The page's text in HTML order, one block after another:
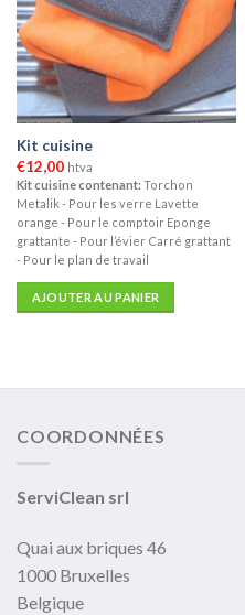
Kit cuisine
€12,00 htva
Kit cuisine contenant: Torchon
Metalik - Pour les verre Lavette
orange - Pour le comptoir Eponge
grattante - Pour l’évier Carré grattant
- Pour le plan de travail
AJOUTER AU PANIER
COORDONNÉES
ServiClean srl
Quai aux briques 46
1000 Bruxelles
Belgique